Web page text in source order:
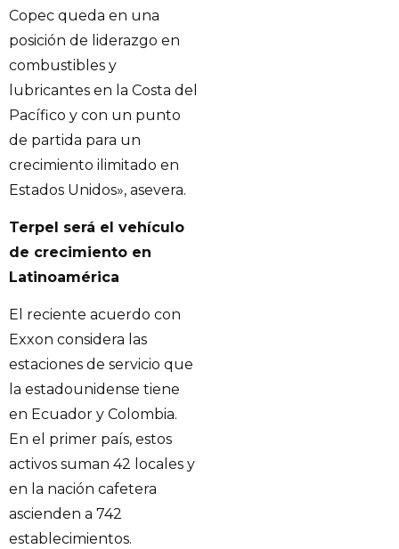
Copec queda en una
posición de liderazgo en
combustibles y
lubricantes en la Costa del
Pacífico y con un punto
de partida para un
crecimiento ilimitado en
Estados Unidos», asevera.
Terpel será el vehículo
de crecimiento en
Latinoamérica
El reciente acuerdo con
Exxon considera las
estaciones de servicio que
la estadounidense tiene
en Ecuador y Colombia.
En el primer país, estos
activos suman 42 locales y
en la nación cafetera
ascienden a 742
establecimientos.